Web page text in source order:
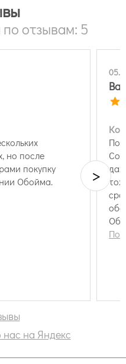
отзывам: 5
но после
покупку
Обойма.
>
на Яндекс